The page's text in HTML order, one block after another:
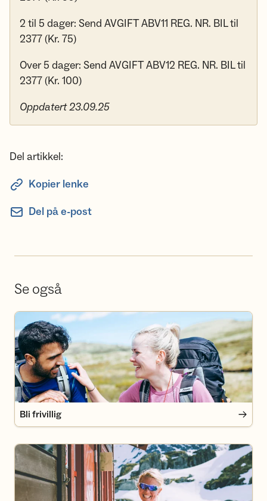
2 til 5 dager: Send AVGIFT ABV11 REG. NR. BIL til
2377 (Kr. 75)
Over 5 dager: Send AVGIFT ABV12 REG. NR. BIL til
2377 (Kr. 100)
Oppdatert 23.09.25
Del artikkel:
Kopier lenke
Del på e-post
Se også
Bli frivillig
Bli frivillig
Bli medlem